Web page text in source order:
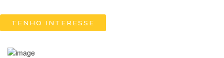
TENHO INTERESSE